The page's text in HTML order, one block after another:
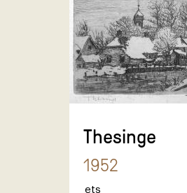
Thesinge
1952
ets